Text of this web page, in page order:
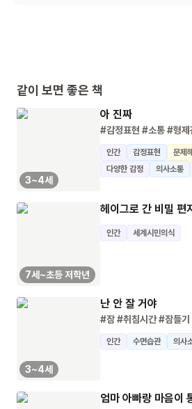
같이 보면 좋은 책
3~4세
아 진짜
#감정표현 #소통#형제
인간 감정표현 문제
다양한 감정
의사소통
7세~초등 저학년
헤이그로 간 비밀 편
인간 세계시민의식
3~4세
난 안 잘 거야
#잠#취침시간#잠들기
인간 수면습관 의사
엄마 아빠랑 마음이